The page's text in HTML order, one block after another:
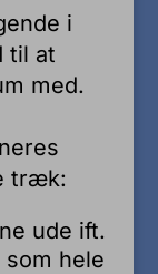
i
til at
med.
træk:
ude ift.
hele